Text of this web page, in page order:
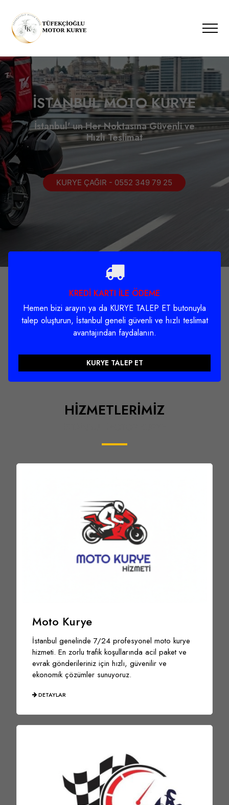
İSTANBUL MOTO KURYE
İstanbul' un Her Noktasına Güvenli ve
Hızlı Teslimat
KURYE ÇAĞIR - 0552 349 79 25
KREDİ KARTI İLE ÖDEME
Hemen bizi arayın ya da KURYE TALEP ET butonuyla
talep oluşturun, İstanbul geneli güvenli ve hızlı teslimat
avantajından faydalanın.
KURYE TALEP ET
HİZMETLERİMİZ
Moto Kurye
İstanbul genelinde 7/24 profesyonel moto kurye
hizmeti. En zorlu trafik koşullarında acil paket ve
evrak gönderileriniz için hızlı, güvenilir ve
ekonomik çözümler sunuyoruz.
DETAYLAR